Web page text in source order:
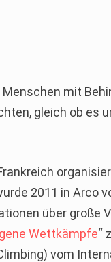
mit
gleich ob es
2011 in Arco
über große
Wettkämpfe“
vom